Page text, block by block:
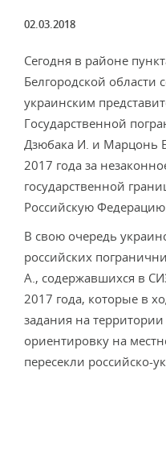
02.03.2018
Сегодня в районе
Белгородской области
украинским
Государственной
Дзюбака И. и Марцонь
2017 года за
государственной
Российскую
В свою очередь
российских
А., содержавшихся в
2017 года, которые в
задания на
ориентировку на
пересекли российско-